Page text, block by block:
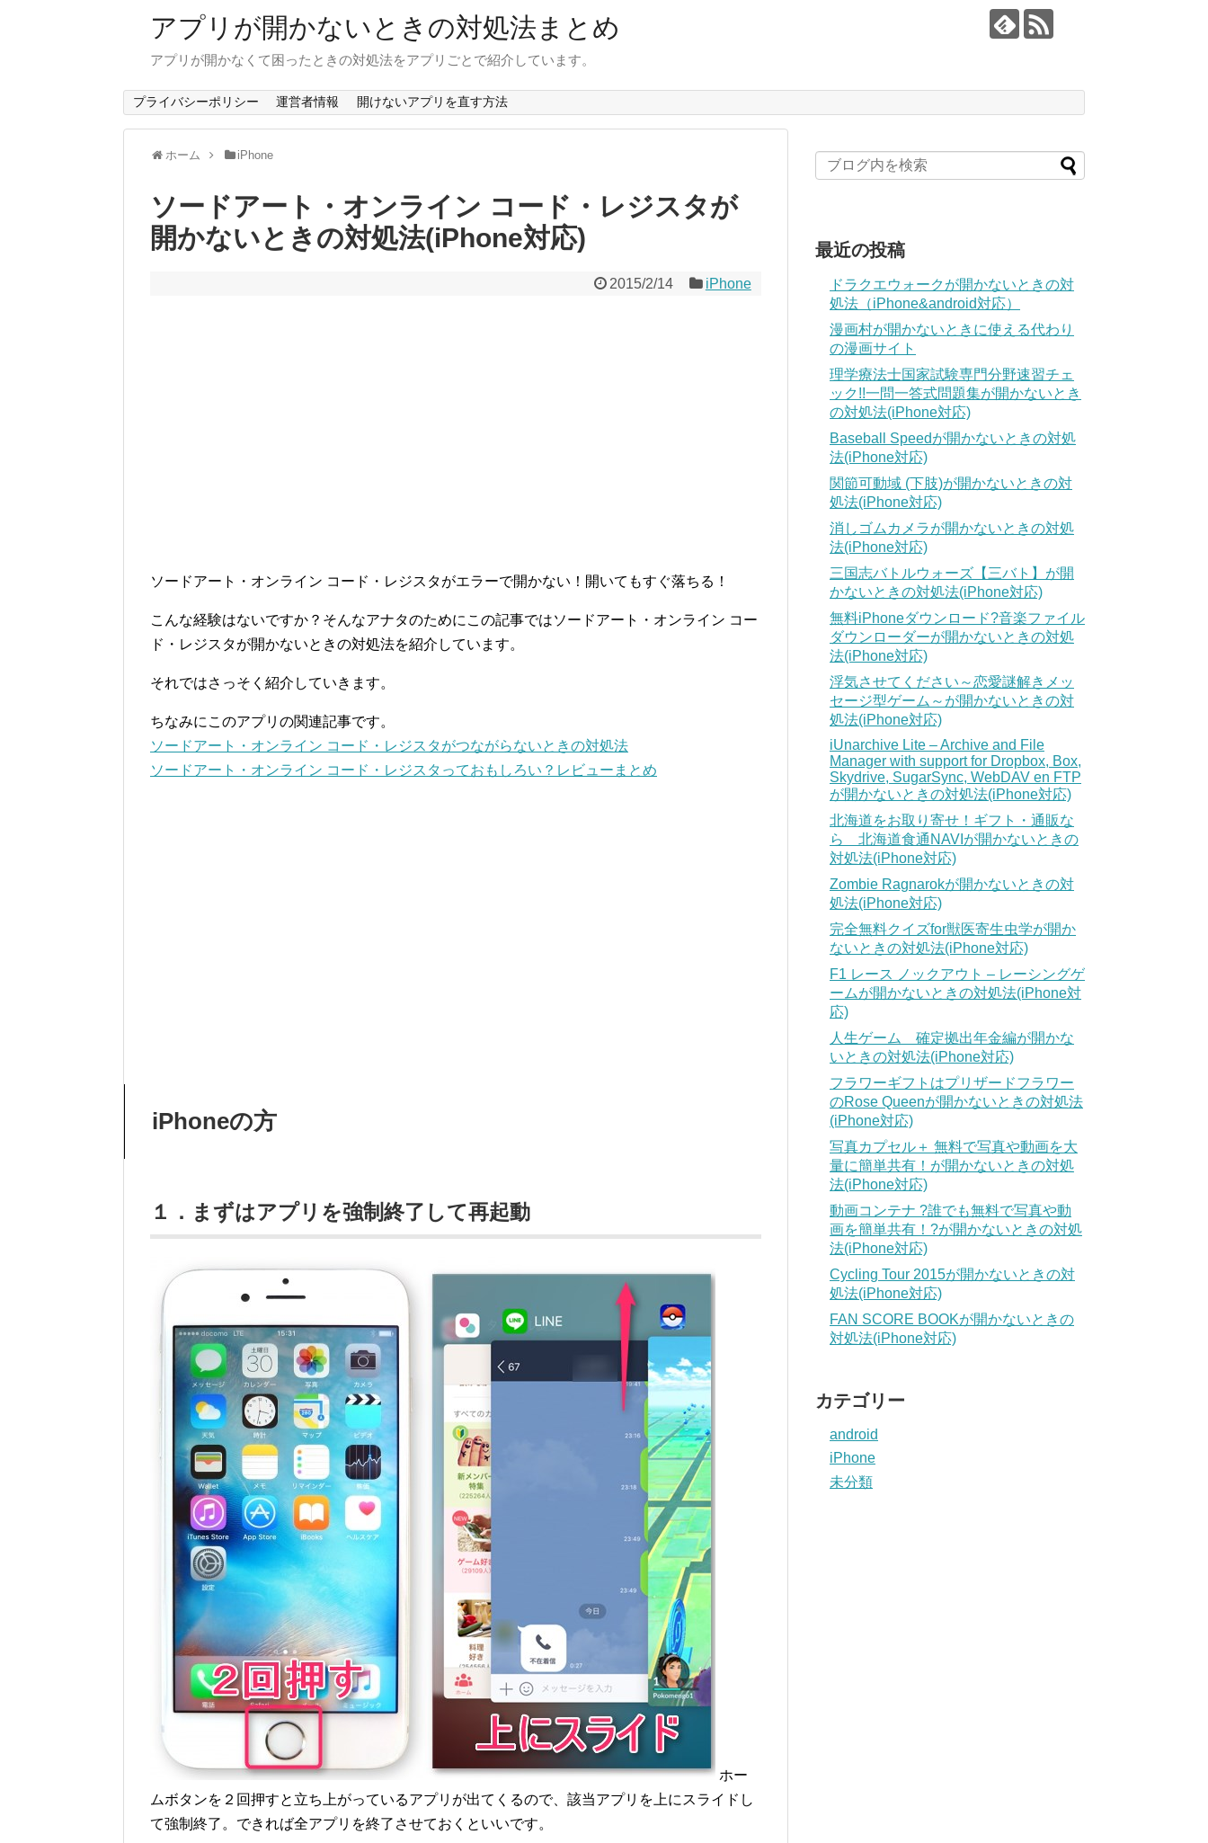
アプリが開かないときの対処法まとめ
アプリが開かなくて困ったときの対処法をアプリごとで紹介しています。
プライバシーポリシー 運営者情報 開けないアプリを直す方法
ホーム iPhone
ソードアート・オンライン コード・レジスタが
開かないときの対処法(iPhone対応)
2015/2/14 iPhone
ソードアート・オンライン コード・レジスタがエラーで開かない！開いてもすぐ落ちる！
こんな経験はないですか？そんなアナタのためにこの記事ではソードアート・オンライン コー
ド・レジスタが開かないときの対処法を紹介しています。
それではさっそく紹介していきます。
ちなみにこのアプリの関連記事です。
ソードアート・オンライン コード・レジスタがつながらないときの対処法
ソードアート・オンライン コード・レジスタっておもしろい？レビューまとめ
iPhoneの方
１．まずはアプリを強制終了して再起動
ホー
ムボタンを２回押すと立ち上がっているアプリが出てくるので、該当アプリを上にスライドし
て強制終了。できれば全アプリを終了させておくといいです。
最近の投稿
ドラクエウォークが開かないときの対
処法（iPhone&android対応）
漫画村が開かないときに使える代わり
の漫画サイト
理学療法士国家試験専門分野速習チェ
ック!!一問一答式問題集が開かないとき
の対処法(iPhone対応)
Baseball Speedが開かないときの対処
法(iPhone対応)
関節可動域 (下肢)が開かないときの対
処法(iPhone対応)
消しゴムカメラが開かないときの対処
法(iPhone対応)
三国志バトルウォーズ【三バト】が開
かないときの対処法(iPhone対応)
無料iPhoneダウンロード?音楽ファイル
ダウンローダーが開かないときの対処
法(iPhone対応)
浮気させてください～恋愛謎解きメッ
セージ型ゲーム～が開かないときの対
処法(iPhone対応)
iUnarchive Lite – Archive and File
Manager with support for Dropbox, Box,
Skydrive, SugarSync, WebDAV en FTP
が開かないときの対処法(iPhone対応)
北海道をお取り寄せ！ギフト・通販な
ら 北海道食通NAVIが開かないときの
対処法(iPhone対応)
Zombie Ragnarokが開かないときの対
処法(iPhone対応)
完全無料クイズfor獣医寄生虫学が開か
ないときの対処法(iPhone対応)
F1 レース ノックアウト – レーシングゲ
ームが開かないときの対処法(iPhone対
応)
人生ゲーム 確定拠出年金編が開かな
いときの対処法(iPhone対応)
フラワーギフトはプリザードフラワー
のRose Queenが開かないときの対処法
(iPhone対応)
写真カプセル＋ 無料で写真や動画を大
量に簡単共有！が開かないときの対処
法(iPhone対応)
動画コンテナ ?誰でも無料で写真や動
画を簡単共有！?が開かないときの対処
法(iPhone対応)
Cycling Tour 2015が開かないときの対
処法(iPhone対応)
FAN SCORE BOOKが開かないときの
対処法(iPhone対応)
カテゴリー
android
iPhone
未分類